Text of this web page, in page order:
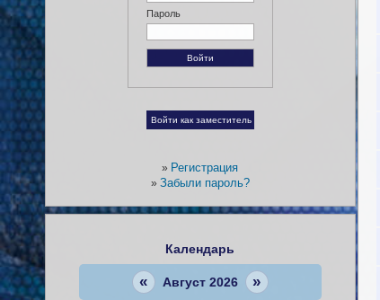
Пароль
» Регистрация
» Забыли пароль?
Календарь
« Август 2026 »